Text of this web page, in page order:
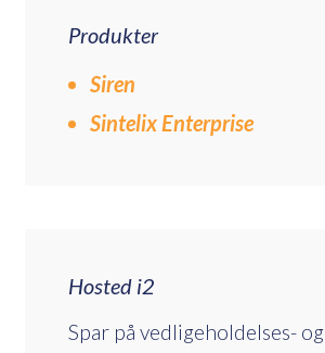
Produkter
Siren
Sintelix Enterprise
Hosted i2
Spar på vedligeholdelses- og